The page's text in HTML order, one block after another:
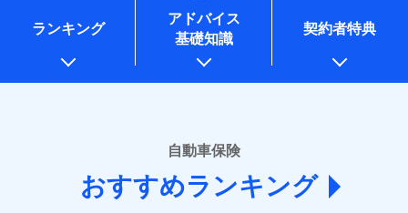
コンサルティングサービスの実施のため
アンケートやキャンペーン等の実施のため
上記に係る案内・手続き・管理等付帯業務を行うため
* 当社が委託を受けている保険会社の情報は、保険会社のホ
ームページに掲載しておりますので、ご確認ください。
あいおいニッセイ同和損害保険株式会社
(https://www.aioinissaydowa.co.jp/)
アクサ損害保険株式会社 (https://www.axa-
direct.co.jp/)
ランキング
アドバイス
基礎知識
契約者特典
自動車保険
おすすめランキング